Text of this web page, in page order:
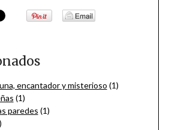
encantador y misterioso (1)
(1)
paredes (1)